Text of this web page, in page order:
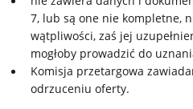
7, lub są one nie kompletne,
wątpliwości, zaś jej
mogłoby prowadzić do
Komisja przetargowa
odrzuceniu oferty.